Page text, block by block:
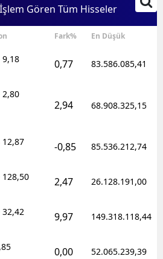
Gören Tüm Hisseler
Fark% En Düşük
9,18 0,77 83.586.085,41
2,80
2,94 68.908.325,15
12,87 -0,85 85.536.212,74
128,50 2,47 26.128.191,00
32,42 9,97 149.318.118,44
0,00 52.065.239,39